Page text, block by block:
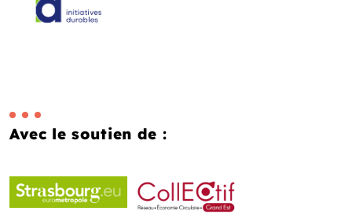
Avec le soutien de :